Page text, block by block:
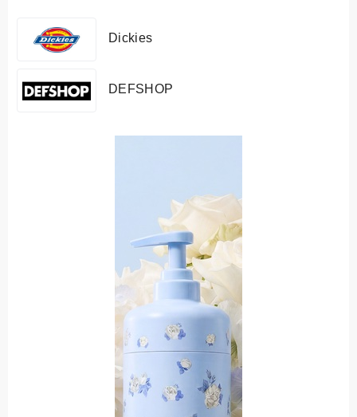
Dickies
DEFSHOP